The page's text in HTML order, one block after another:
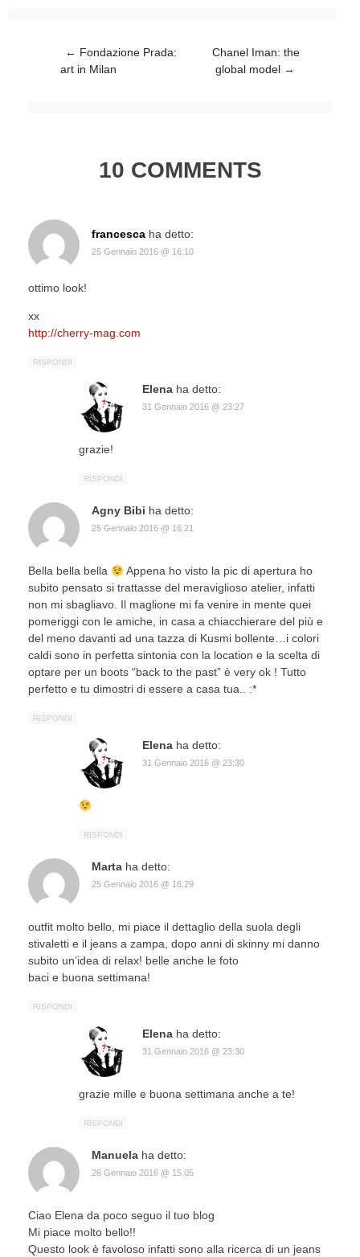
Post navigation
← Fondazione Prada:
art in Milan
Chanel Iman: the
global model →
10 COMMENTS
francesca ha detto:
25 Gennaio 2016 @ 16:10
ottimo look!
xx
http://cherry-mag.com
RISPONDI
Elena ha detto:
31 Gennaio 2016 @ 23:27
grazie!
RISPONDI
Agny Bibi ha detto:
25 Gennaio 2016 @ 16:21
Bella bella bella
Appena ho visto la pic di apertura ho
subito pensato si trattasse del meraviglioso atelier, infatti
non mi sbagliavo. Il maglione mi fa venire in mente quei
pomeriggi con le amiche, in casa a chiacchierare del più e
del meno davanti ad una tazza di Kusmi bollente…i colori
caldi sono in perfetta sintonia con la location e la scelta di
optare per un boots “back to the past” è very ok ! Tutto
perfetto e tu dimostri di essere a casa tua.. :*
RISPONDI
Elena ha detto:
31 Gennaio 2016 @ 23:30
RISPONDI
Marta ha detto:
25 Gennaio 2016 @ 16:29
outfit molto bello, mi piace il dettaglio della suola degli
stivaletti e il jeans a zampa, dopo anni di skinny mi danno
subito un’idea di relax! belle anche le foto
baci e buona settimana!
RISPONDI
Elena ha detto:
31 Gennaio 2016 @ 23:30
grazie mille e buona settimana anche a te!
RISPONDI
Manuela ha detto:
26 Gennaio 2016 @ 15:05
Ciao Elena da poco seguo il tuo blog
Mi piace molto bello!!
Questo look è favoloso infatti sono alla ricerca di un jeans